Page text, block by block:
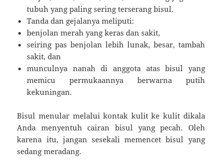
tubuh yang paling sering terserang bisul.
Tanda dan gejalanya meliputi:
benjolan merah yang keras dan sakit,
seiring pas benjolan lebih lunak, besar, tambah
sakit, dan
munculnya nanah di anggota atas bisul yang
memicu permukaannya berwarna putih
kekuningan.
Bisul menular melalui kontak kulit ke kulit dikala
Anda menyentuh cairan bisul yang pecah. Oleh
karena itu, jangan sesekali memencet bisul yang
sedang meradang.